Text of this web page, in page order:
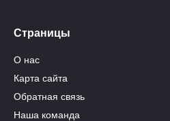
Страницы
О нас
Карта сайта
Обратная связь
Наша команда